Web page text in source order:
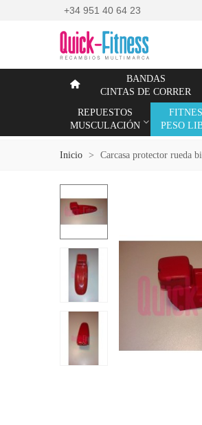
+34 951 40 64 23
BANDAS
CINTAS DE CORRER
REPUESTOS
MUSCULACIÓN
PESO
Inicio > Carcasa protector rueda